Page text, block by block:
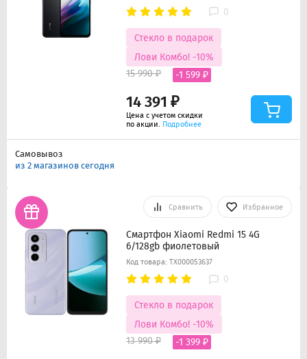
0
Стекло в подарок
Лови Комбо! -10%
14 391 ₽
15 990 ₽ -1 599 ₽
Цена с учетом скидки
по акции. Подробнее
Самовывоз
из 2 магазинов сегодня
Сравнить Избранное
Смартфон Xiaomi Redmi 15 4G
6/128gb фиолетовый
Код товара: ТХ000053637
0
Стекло в подарок
Лови Комбо! -10%
13 990 ₽ -1 399 ₽